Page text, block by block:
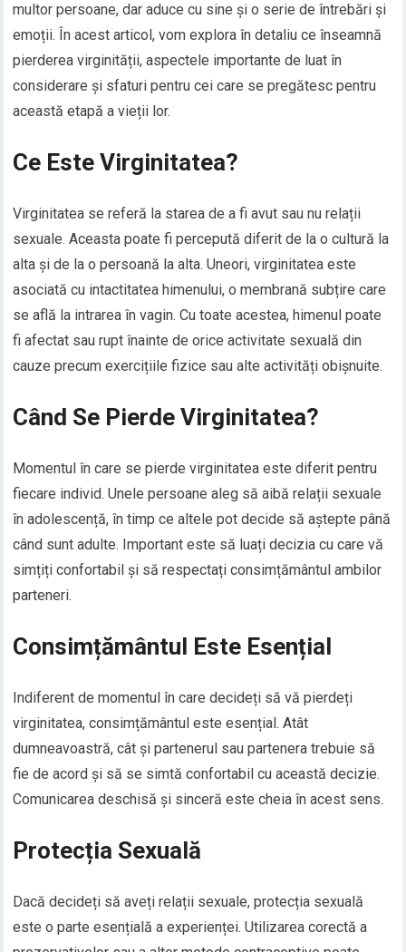
multor persoane, dar aduce cu sine și o serie de întrebări și
emoții. În acest articol, vom explora în detaliu ce înseamnă
pierderea virginității, aspectele importante de luat în
considerare și sfaturi pentru cei care se pregătesc pentru
această etapă a vieții lor.
Ce Este Virginitatea?
Virginitatea se referă la starea de a fi avut sau nu relații
sexuale. Aceasta poate fi percepută diferit de la o cultură la
alta și de la o persoană la alta. Uneori, virginitatea este
asociată cu intactitatea himenului, o membrană subțire care
se află la intrarea în vagin. Cu toate acestea, himenul poate
fi afectat sau rupt înainte de orice activitate sexuală din
cauze precum exercițiile fizice sau alte activități obișnuite.
Când Se Pierde Virginitatea?
Momentul în care se pierde virginitatea este diferit pentru
fiecare individ. Unele persoane aleg să aibă relații sexuale
în adolescență, în timp ce altele pot decide să aștepte până
când sunt adulte. Important este să luați decizia cu care vă
simțiți confortabil și să respectați consimțământul ambilor
parteneri.
Consimțământul Este Esențial
Indiferent de momentul în care decideți să vă pierdeți
virginitatea, consimțământul este esențial. Atât
dumneavoastră, cât și partenerul sau partenera trebuie să
fie de acord și să se simtă confortabil cu această decizie.
Comunicarea deschisă și sinceră este cheia în acest sens.
Protecția Sexuală
Dacă decideți să aveți relații sexuale, protecția sexuală
este o parte esențială a experienței. Utilizarea corectă a